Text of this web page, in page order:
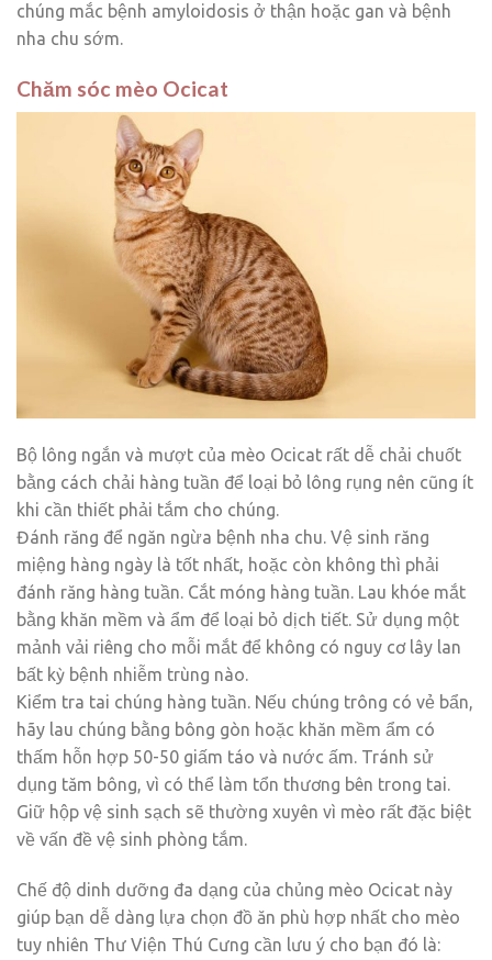
chúng mắc bệnh amyloidosis ở thận hoặc gan và bệnh
nha chu sớm.
Chăm sóc mèo Ocicat
Bộ lông ngắn và mượt của mèo Ocicat rất dễ chải chuốt
bằng cách chải hàng tuần để loại bỏ lông rụng nên cũng ít
khi cần thiết phải tắm cho chúng.
Đánh răng để ngăn ngừa bệnh nha chu. Vệ sinh răng
miệng hàng ngày là tốt nhất, hoặc còn không thì phải
đánh răng hàng tuần. Cắt móng hàng tuần. Lau khóe mắt
bằng khăn mềm và ẩm để loại bỏ dịch tiết. Sử dụng một
mảnh vải riêng cho mỗi mắt để không có nguy cơ lây lan
bất kỳ bệnh nhiễm trùng nào.
Kiểm tra tai chúng hàng tuần. Nếu chúng trông có vẻ bẩn,
hãy lau chúng bằng bông gòn hoặc khăn mềm ẩm có
thấm hỗn hợp 50-50 giấm táo và nước ấm. Tránh sử
dụng tăm bông, vì có thể làm tổn thương bên trong tai.
Giữ hộp vệ sinh sạch sẽ thường xuyên vì mèo rất đặc biệt
về vấn đề vệ sinh phòng tắm.
Chế độ dinh dưỡng đa dạng của chủng mèo Ocicat này
giúp bạn dễ dàng lựa chọn đồ ăn phù hợp nhất cho mèo
tuy nhiên Thư Viện Thú Cưng cần lưu ý cho bạn đó là: